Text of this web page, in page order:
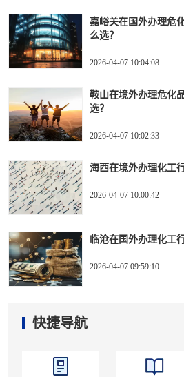
嘉峪关在国外办理危
么选？
2026-04-07 10:04:08
鞍山在境外办理危化
选？
2026-04-07 10:02:33
海西在境外办理化工
2026-04-07 10:00:42
临沧在国外办理化工
2026-04-07 09:59:10
快捷导航